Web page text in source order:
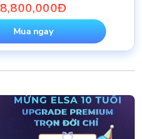
8,800,000Đ
Mua ngay